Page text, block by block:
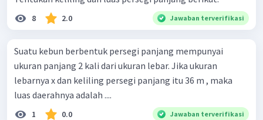
8 2.0 Jawaban terverifikasi
Suatu kebun berbentuk persegi panjang mempunyai
ukuran panjang 2 kali dari ukuran lebar. Jika ukuran
lebarnya x dan keliling persegi panjang itu 36 m , maka
luas daerahnya adalah ....
1 0.0 Jawaban terverifikasi